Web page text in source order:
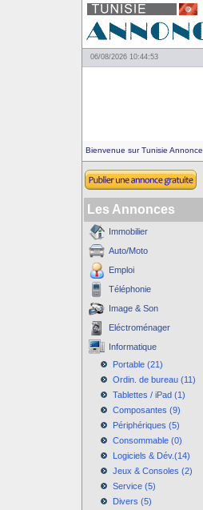
06/08/2026 10:44:53
Bienvenue sur Tunisie Annonce.
Les Annonces
Immobilier
Auto/Moto
Emploi
Téléphonie
Image & Son
Eléctroménager
Informatique
Portable (21)
Ordin. de bureau (11)
Tablettes / iPad (1)
Composantes (9)
Périphériques (5)
Consommable (0)
Logiciels & Dév.(14)
Jeux & Consoles (2)
Service (5)
Divers (5)